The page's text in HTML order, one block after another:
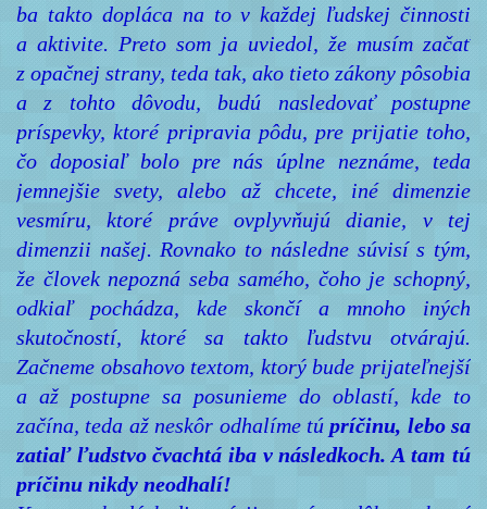
ba takto dopláca na to v každej ľudskej činnosti
a aktivite. Preto som ja uviedol, že musím začať
z opačnej strany, teda tak, ako tieto zákony pôsobia
a z tohto dôvodu, budú nasledovať postupne
príspevky, ktoré pripravia pôdu, pre prijatie toho,
čo doposiaľ bolo pre nás úplne neznáme, teda
jemnejšie svety, alebo až chcete, iné dimenzie
vesmíru, ktoré práve ovplyvňujú dianie, v tej
dimenzii našej. Rovnako to následne súvisí s tým,
že človek nepozná seba samého, čoho je schopný,
odkiaľ pochádza, kde skončí a mnoho iných
skutočností, ktoré sa takto ľudstvu otvárajú.
Začneme obsahovo textom, ktorý bude prijateľnejší
a až postupne sa posunieme do oblastí, kde to
začína, teda až neskôr odhalíme túpríčinu, lebo sa
zatiaľ ľudstvo čvachtá iba v následkoch. A tam tú
príčinu nikdy neodhalí!